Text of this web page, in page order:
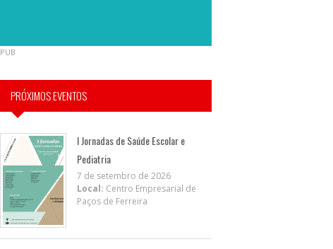
PUB
PRÓXIMOS EVENTOS
I Jornadas de Saúde Escolar e
Pediatria
7 de setembro de 2026
Local: Centro Empresarial de
Paços de Ferreira